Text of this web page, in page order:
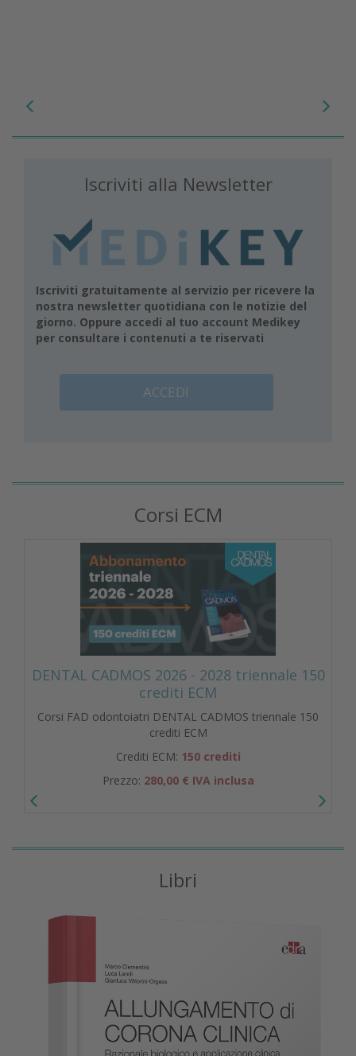
Iscriviti alla Newsletter
Iscriviti gratuitamente al servizio per ricevere la
nostra newsletter quotidiana con le notizie del
giorno. Oppure accedi al tuo account Medikey
per consultare i contenuti a te riservati
ACCEDI
Corsi ECM
DENTAL CADMOS 2026 - 2028 triennale 150
crediti ECM
Corsi FAD odontoiatri DENTAL CADMOS triennale 150
crediti ECM
Crediti ECM: 150 crediti
Prezzo: 280,00 € IVA inclusa
Libri